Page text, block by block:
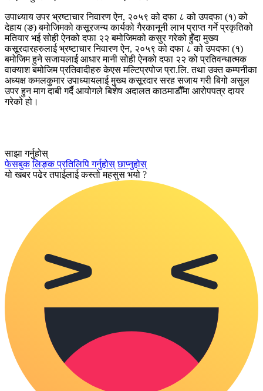
उपाध्याय उपर भ्रष्टाचार निवारण ऐन, २०५९ को दफा ८ को उपदफा (१) को
देहाय (ङ) बमोजिमको कसूरजन्य कार्यको गैरकानूनी लाभ प्राप्त गर्ने प्रकृतिको
मतियार भई सोही ऐनको दफा २२ बमोजिमको कसुर गरेको हुँदा मुख्य
कसूरदारहरुलाई भ्रष्टाचार निवारण ऐन, २०५९ को दफा ८ को उपदफा (१)
बमोजिम हुने सजायलाई आधार मानी सोही ऐनको दफा २२ को प्रतिवन्धात्मक
वाक्याश बमोजिम प्रतिवादीहरु केएस मल्टिप्रपोज प्रा.लि. तथा उक्त कम्पनीका
अध्यक्ष कमलकुमार उपाध्यायलाई मुख्य कसूरदार सरह सजाय गरी बिगो असुल
उपर हुन माग दाबी गर्दै आयोगले बिशेष अदालत काठमाडौँमा आरोपपत्र दायर
गरेको हो।
साझा गर्नुहोस्
फेसबुक लिङ्क प्रतिलिपि गर्नुहोस् छाप्नुहोस्
यो खबर पढेर तपाईलाई कस्तो महसुस भयो ?